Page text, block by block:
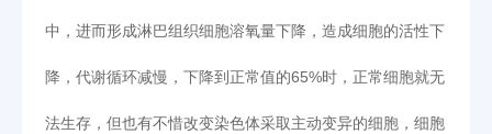
中，进而形成淋巴组织细胞溶氧量下降，造成细胞的活性下
降，代谢循环减慢，下降到正常值的65%时，正常细胞就无
法生存，但也有不惜改变染色体采取主动变异的细胞，细胞